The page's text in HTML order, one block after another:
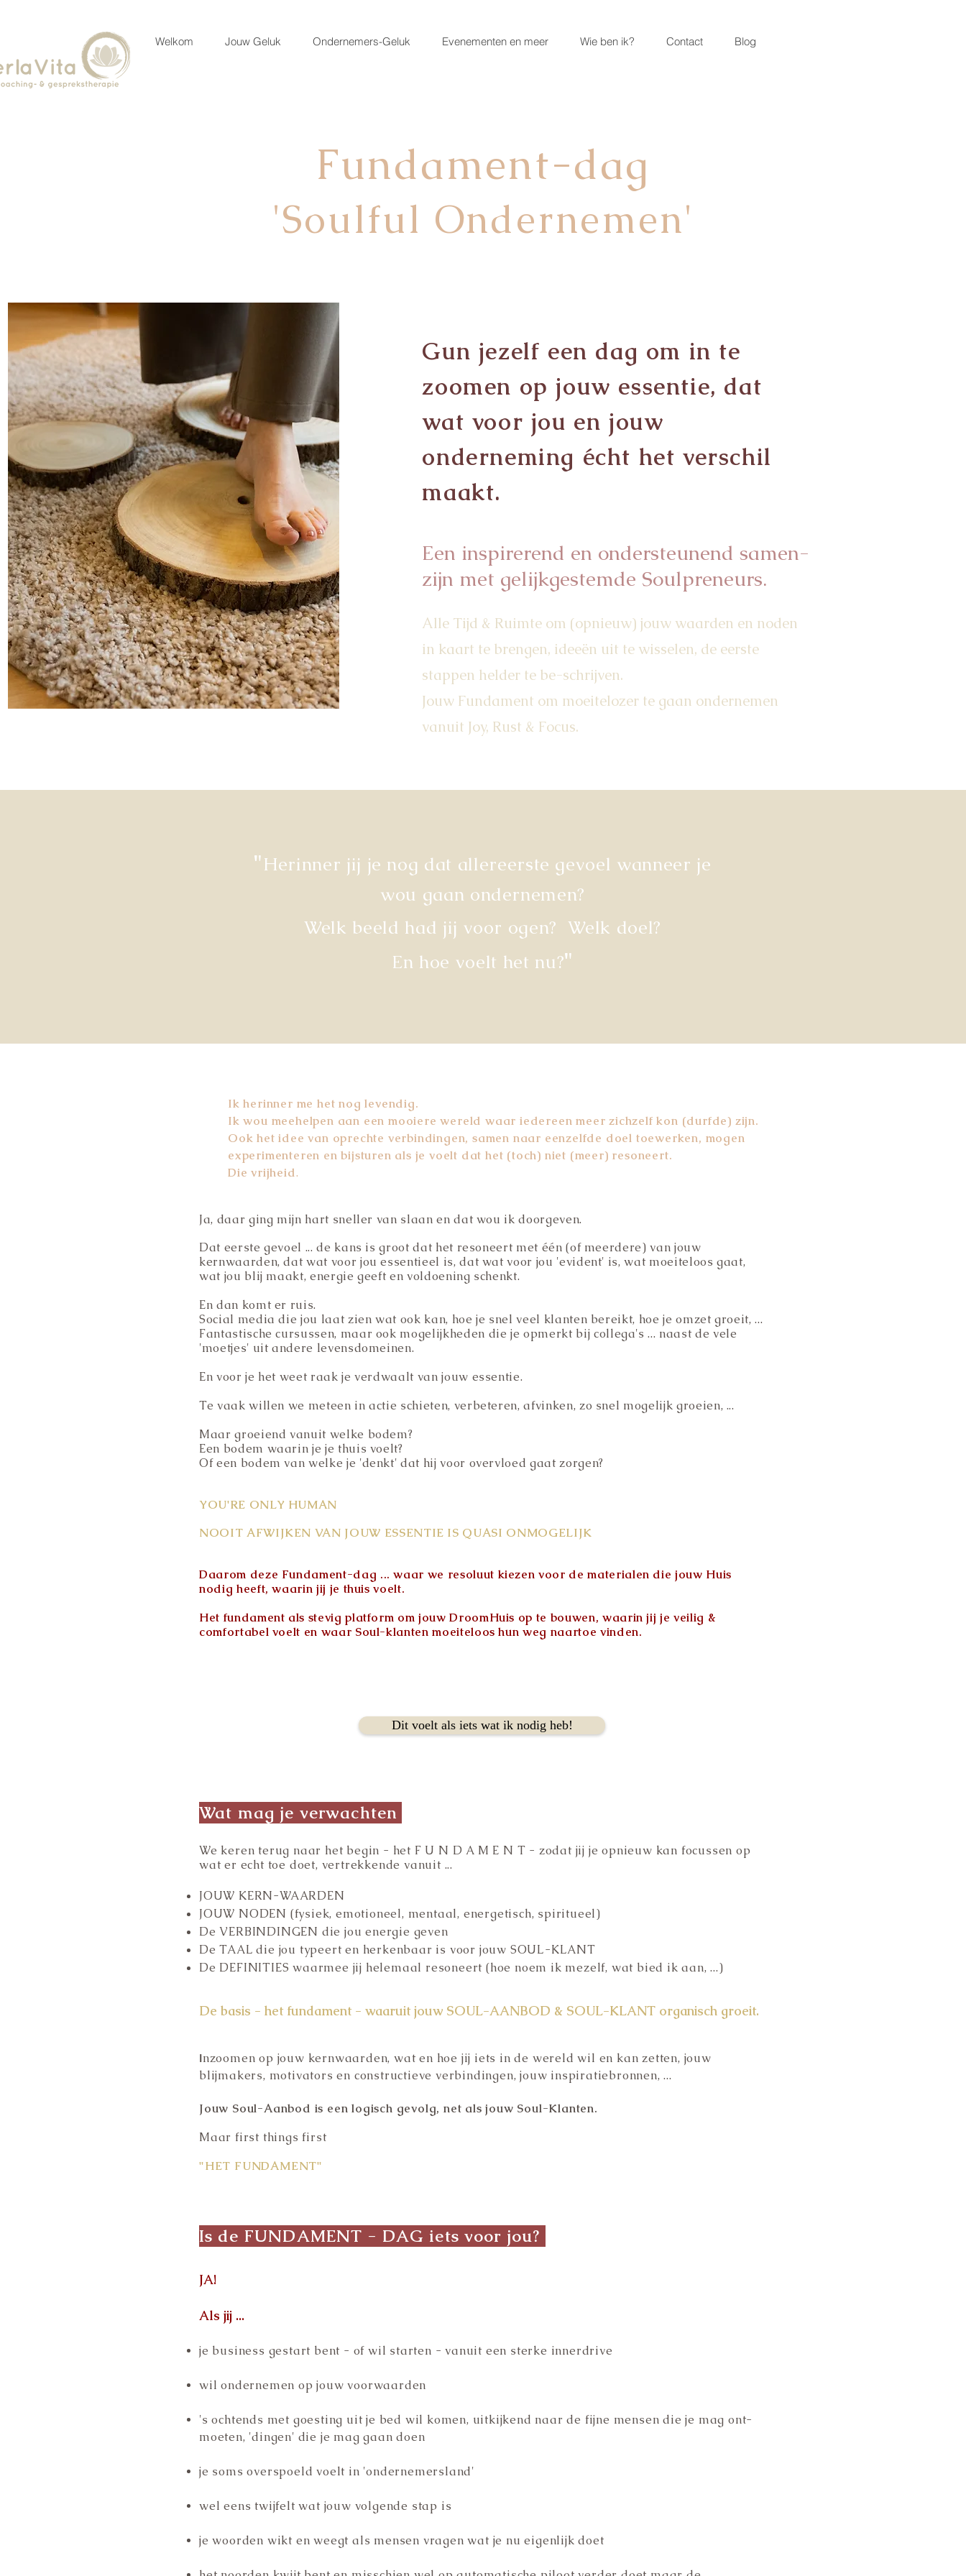
Welkom Jouw Geluk Ondernemers-Geluk Evenementen en meer Wie ben ik? Contact Blog
Fundament-dag
'Soulful Ondernemen'
Gun jezelf een dag om in te
zoomen op jouw essentie, dat
wat voor jou en jouw
onderneming écht het verschil
maakt.
Een inspirerend en ondersteunend samen-
zijn met gelijkgestemde Soulpreneurs.
Alle Tijd & Ruimte om (opnieuw) jouw waarden en noden
in kaart te brengen, ideeën uit te wisselen, de eerste
stappen helder te be-schrijven.
Jouw Fundament om moeitelozer te gaan ondernemen
vanuit Joy, Rust & Focus.
"Herinner jij je nog dat allereerste gevoel wanneer je
wou gaan ondernemen?
Welk beeld had jij voor ogen? Welk doel?
En hoe voelt het nu?"
Ik herinner me het nog levendig.
Ik wou meehelpen aan een mooiere wereld waar iedereen meer zichzelf kon (durfde) zijn.
Ook het idee van oprechte verbindingen, samen naar eenzelfde doel toewerken, mogen
experimenteren en bijsturen als je voelt dat het (toch) niet (meer) resoneert.
Die vrijheid.
Ja, daar ging mijn hart sneller van slaan en dat wou ik doorgeven.
Dat eerste gevoel ... de kans is groot dat het resoneert met één (of meerdere) van jouw
kernwaarden, dat wat voor jou essentieel is, dat wat voor jou 'evident' is, wat moeiteloos gaat,
wat jou blij maakt, energie geeft en voldoening schenkt.
En dan komt er ruis.
Social media die jou laat zien wat ook kan, hoe je snel veel klanten bereikt, hoe je omzet groeit, ...
Fantastische cursussen, maar ook mogelijkheden die je opmerkt bij collega's ... naast de vele
'moetjes' uit andere levensdomeinen.
En voor je het weet raak je verdwaalt van jouw essentie.
Te vaak willen we meteen in actie schieten, verbeteren, afvinken, zo snel mogelijk groeien, ...
Maar groeiend vanuit welke bodem?
Een bodem waarin je je thuis voelt?
Of een bodem van welke je 'denkt' dat hij voor overvloed gaat zorgen?
YOU'RE ONLY HUMAN
NOOIT AFWIJKEN VAN JOUW ESSENTIE IS QUASI ONMOGELIJK
Daarom deze Fundament-dag ... waar we resoluut kiezen voor de materialen die jouw Huis
nodig heeft, waarin jij je thuis voelt.
Het fundament als stevig platform om jouw DroomHuis op te bouwen, waarin jij je veilig &
comfortabel voelt en waar Soul-klanten moeiteloos hun weg naartoe vinden.
Wat mag je verwachten
We keren terug naar het begin - het F U N D A M E N T - zodat jij je opnieuw kan focussen op
wat er echt toe doet, vertrekkende vanuit ...
JOUW KERN-WAARDEN
JOUW NODEN (fysiek, emotioneel, mentaal, energetisch, spiritueel)
De VERBINDINGEN die jou energie geven
De TAAL die jou typeert en herkenbaar is voor jouw SOUL-KLANT
De DEFINITIES waarmee jij helemaal resoneert (hoe noem ik mezelf, wat bied ik aan, ...)
De basis - het fundament - waaruit jouw SOUL-AANBOD & SOUL-KLANT organisch groeit.
Inzoomen op jouw kernwaarden, wat en hoe jij iets in de wereld wil en kan zetten, jouw
blijmakers, motivators en constructieve verbindingen, jouw inspiratiebronnen, ...
Jouw Soul-Aanbod is een logisch gevolg, net als jouw Soul-Klanten.
Maar first things first
"HET FUNDAMENT"
Is de FUNDAMENT - DAG iets voor jou?
JA!
Als jij ...
je business gestart bent - of wil starten - vanuit een sterke innerdrive
wil ondernemen op jouw voorwaarden
's ochtends met goesting uit je bed wil komen, uitkijkend naar de fijne mensen die je mag ont-
moeten, 'dingen' die je mag gaan doen
je soms overspoeld voelt in 'ondernemersland'
wel eens twijfelt wat jouw volgende stap is
je woorden wikt en weegt als mensen vragen wat je nu eigenlijk doet
Dit voelt als iets wat ik nodig heb!